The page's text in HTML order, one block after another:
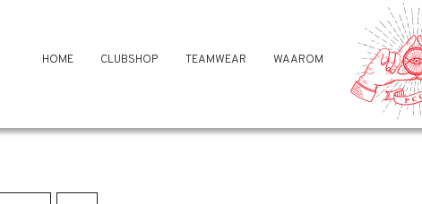
HOME CLUBSHOP TEAMWEAR WAAROM